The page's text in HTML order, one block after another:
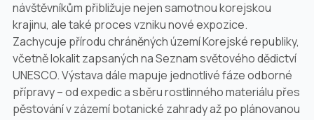
návštěvníkům přibližuje nejen samotnou korejskou
krajinu, ale také proces vzniku nové expozice.
Zachycuje přírodu chráněných území Korejské republiky,
včetně lokalit zapsaných na Seznam světového dědictví
UNESCO. Výstava dále mapuje jednotlivé fáze odborné
přípravy – od expedic a sběru rostlinného materiálu přes
pěstování v zázemí botanické zahrady až po plánovanou